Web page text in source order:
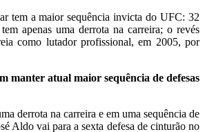
tem a maior sequência invicta do UFC: 32
apenas uma derrota na carreira; o revés
como lutador profissional, em 2005, por
manter atual maior sequência de defesas
derrota na carreira e em uma sequência de
Aldo vai para a sexta defesa de cinturão no